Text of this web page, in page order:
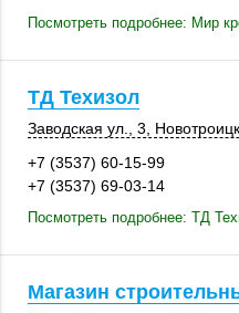
Посмотреть подробнее: Мир
ТД Техизол
Заводская ул., 3 Новотроицк
+7 (3537) 60-15-99
+7 (3537) 69-03-14
Посмотреть подробнее: ТД
Магазин